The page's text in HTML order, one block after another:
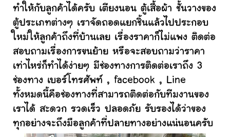
ทำให้กับลูกค้าได้ครับ เตียงนอน ตู้เสื้อผ้า ชั้นวางของ
ตู้ประเภทต่างๆ เราจัดถอดแยกชิ้นแล้วไปประกอบ
ใหม่ให้ลูกค้าถึงที่บ้านเลย เรื่องราคาก็ไม่แพง ติดต่อ
สอบถามเรื่องการขนย้าย หรือจะสอบถามว่าราคา
เท่าไหร่ก็ทำได้ง่ายๆ มีช่องทางการติดต่อเราถึง 3
ช่องทาง เบอร์โทรศัพท์ , facebook , Line
ทั้งหมดนี้คือช่องทางที่สามารถติดต่อกับทีมงานของ
เราได้ สะดวก รวดเร็ว ปลอดภัย รับรองได้ว่าของ
ทุกอย่างจะถึงมือลูกค้าที่ปลายทางอย่างแน่นอนครับ